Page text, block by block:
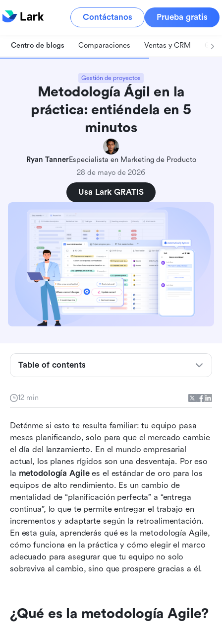
Contáctanos Prueba gratis
Centro de blogs Comparaciones Ventas y CRM
Gestión de proyectos
Metodología Ágil en la
práctica: entiéndela en 5
minutos
Ryan TannerEspecialista en Marketing de Producto
28 de mayo de 2026
Usa Lark GRATIS
12 min
Deténme si esto te resulta familiar: tu equipo pasa
meses planificando, solo para que el mercado cambie
el día del lanzamiento. En el mundo empresarial
actual, los planes rígidos son una desventaja. Por eso
la metodología Agile es el estándar de oro para los
equipos de alto rendimiento. Es un cambio de
mentalidad de “planificación perfecta” a “entrega
continua”, lo que te permite entregar el trabajo en
incrementos y adaptarte según la retroalimentación.
En esta guía, aprenderás qué es la metodología Agile,
cómo funciona en la práctica y cómo elegir el marco
adecuado para asegurar que tu equipo no solo
sobreviva al cambio, sino que prospere gracias a él.
¿Qué es la metodología Agile?
Table of contents
¿Qué es la metodología Agile?
metodología Ágil
con ejemplos
6 tipos populares de metodología Agile y
cuándo utilizarlos
Hora de acción: Cómo Lark respalda los flujos
de trabajo de la metodología Ágil
Cómo decidir si la metodología Agile es
adecuada para tu equipo
Conocimiento adicional: metodología Ágil vs
metodología en Cascada
Conclusión
Lecturas relacionadas